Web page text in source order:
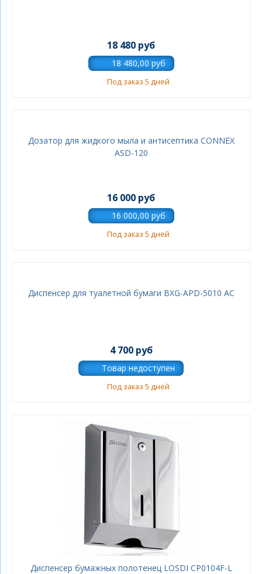
18 480 руб
Под заказ 5 дней
Дозатор для жидкого мыла и антисептика CONNEX
ASD-120
16 000 руб
Под заказ 5 дней
Диспенсер для туалетной бумаги BXG-APD-5010 АС
4 700 руб
Под заказ 5 дней
Диспенсер бумажных полотенец LOSDI CP0104F-L